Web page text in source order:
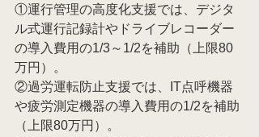
①運行管理の高度化支援では、デジタ
ル式運行記録計やドライブレコーダー
の導入費用の1/3～1/2を補助（上限80
万円）。
②過労運転防止支援では、IT点呼機器
や疲労測定機器の導入費用の1/2を補助
（上限80万円）。